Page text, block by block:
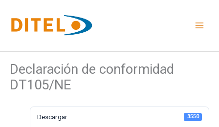
contenido
Declaración de conformidad
DT105/NE
Descargar 3550